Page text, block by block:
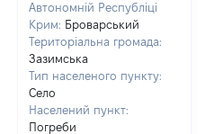
Автономній Республіці
Крим: Броварський
Територіальна громада:
Зазимська
Тип населеного пункту:
Село
Населений пункт:
Погреби